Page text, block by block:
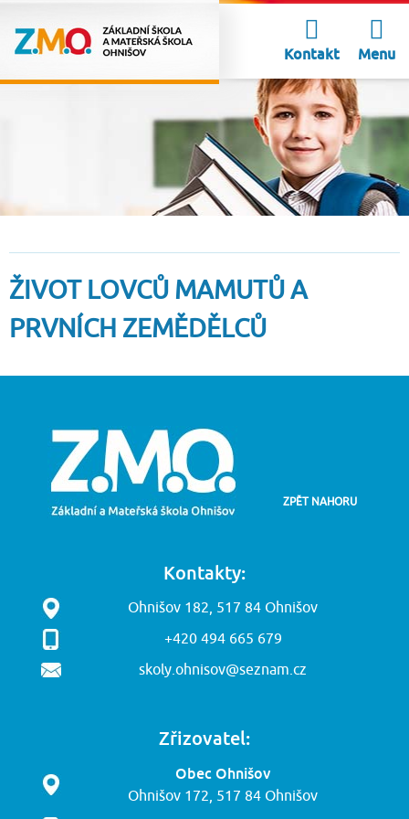
Menu
Kontakt
ŽIVOT LOVCŮ MAMUTŮ A
PRVNÍCH ZEMĚDĚLCŮ
Kontakty:
Ohnišov 182, 517 84 Ohnišov
+420 494 665 679
skoly.ohnisov@seznam.cz
Zřizovatel:
Obec Ohnišov
Ohnišov 172, 517 84 Ohnišov
ZPĚT NAHORU